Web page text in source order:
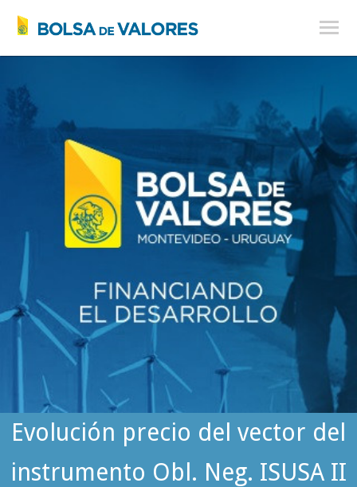
Evolución precio del vector del
instrumento Obl. Neg. ISUSA II